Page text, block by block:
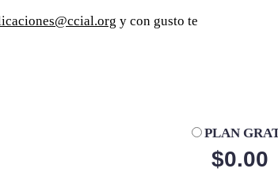
y con gusto te
PLAN
$0.00